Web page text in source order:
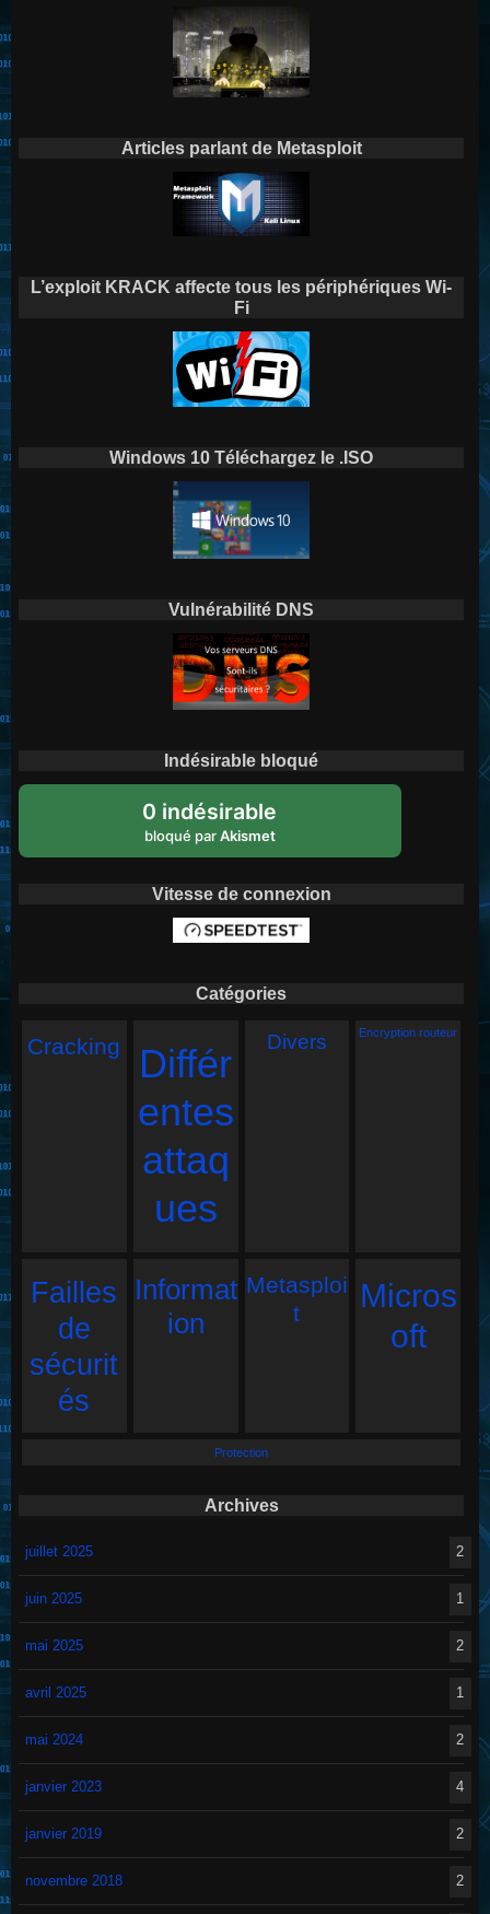
Articles parlant de Metasploit
L’exploit KRACK affecte tous les périphériques Wi-
Fi
Windows 10 Téléchargez le .ISO
Vulnérabilité DNS
Indésirable bloqué
0 indésirable
bloqué parAkismet
Vitesse de connexion
Catégories
Cracking
Différ
entes
attaq
ues
Divers Encryption routeur
Failles
de
sécurit
és
Informat
ion
Metasploi
t
Micros
oft
Protection
Archives
juillet 2025 2
juin 2025 1
mai 2025 2
avril 2025 1
mai 2024 2
janvier 2023 4
janvier 2019 2
novembre 2018 2